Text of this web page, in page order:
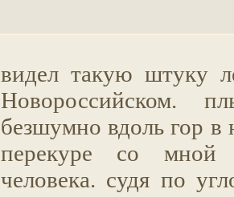
видел такую штуку
Новороссийском.
безшумно вдоль гор в
перекуре со
человека. судя по